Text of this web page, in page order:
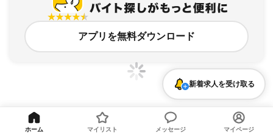
アプリを無料ダウンロード
東京都、とうきょうスカイツリー駅、駅チカ・駅ナカのアルバイト・バイト求人情
新着求人を受け取る
ホーム マイリスト メッセージ マイページ